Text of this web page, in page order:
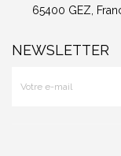
65400 GEZ,
NEWSLETTER